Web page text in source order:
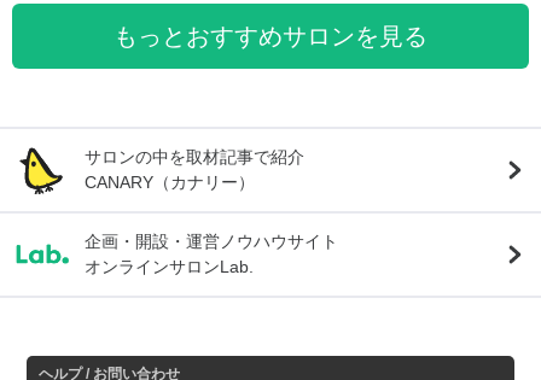
もっとおすすめサロンを見る
サロンの中を取材記事で紹介
CANARY（カナリー）
企画・開設・運営ノウハウサイト
オンラインサロンLab.
ヘルプ / お問い合わせ